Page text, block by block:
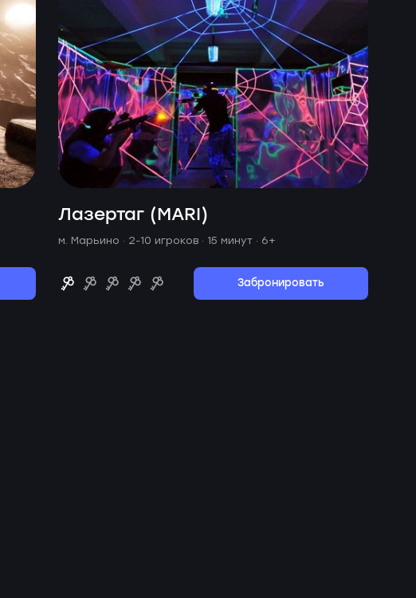
Лазертаг (MARI)
м. Марьино · 2-10 игроков · 15 минут · 6+
Забронировать